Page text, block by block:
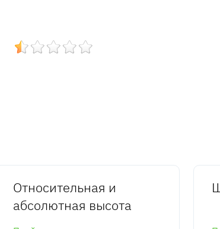
Относительная и
абсолютная высота